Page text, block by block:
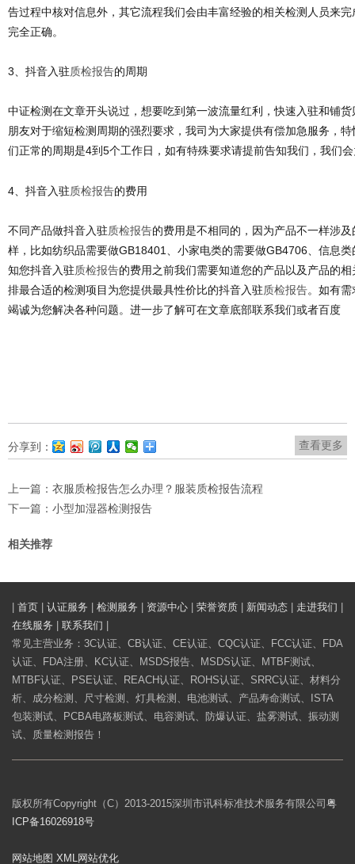
告过程中核对信息外，其它流程我们会由丰富经验的相关检测人员来
完全正确。
3、抖音入驻质检报告的周期
中证检测在文章开头说过，想要吃到第一波流量红利，快速入驻和铺
朋友对于缩短检测周期的强烈要求，我司为大家提供有偿加急服务，
们正常的周期是4到5个工作日，如有特殊要求请提前告知我们，我们
4、抖音入驻质检报告的费用
不同产品做抖音入驻质检报告的费用是不相同的，因为产品不一样涉
样，比如纺织品需要做GB18401、小家电类的需要做GB4706、信息
知您抖音入驻质检报告的费用之前我们需要知道您的产品以及产品的
排最合适的检测项目为您提供最具性价比的抖音入驻质检报告。如有
竭诚为您解决各种问题。进一步了解可在文章底部联系我们或者百度
查看更多
分享到：
上一篇： 衣服质检报告怎么办理？服装质检报告流程
下一篇： 小型加湿器检测报告
相关推荐
首页 认证服务 检测服务 资源中心 荣誉资质 新闻动态 走进我们
在线服务
联系我们
常见主营业务：3C认证、CB认证、CE认证、CQC认证、FCC认证、FDA
认证、FDA注册、KC认证、MSDS报告、MSDS认证、MTBF测试、
MTBF认证、PSE认证、REACH认证、ROHS认证、SRRC认证、材料分
析、成分检测、尺寸检测、灯具检测、电池测试、产品寿命测试、ISTA
包装测试、PCBA电路板测试、电容测试、防爆认证、盐雾测试、振动测
试、质量检测报告！
版权所有Copyright（C）2013-2015深圳市讯科标准技术服务有限公司 粤
ICP备16026918号
网站地图 XML网站优化